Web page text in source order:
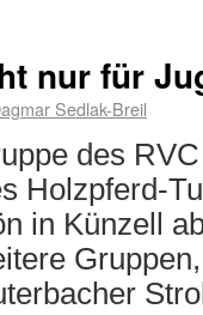
nur für
Sedlak-Breil
des
Holzpferd-
in Künzell